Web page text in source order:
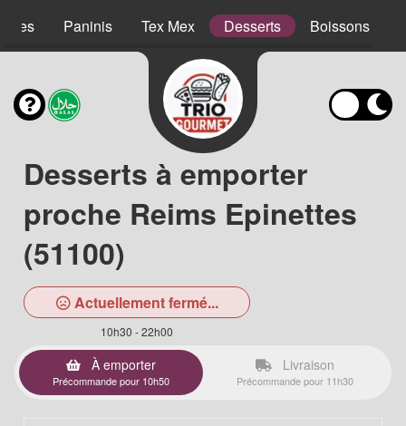
Paninis Tex Mex Desserts Boissons
Desserts à emporter
proche Reims Epinettes
(51100)
Actuellement fermé...
10h30 - 22h00
À emporter
Précommande pour 10h50
Livraison
Précommande pour 11h30